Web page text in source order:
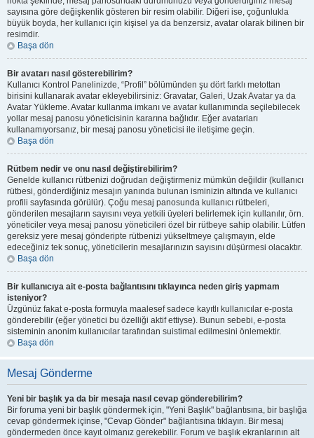
sayısına göre değişkenlik gösteren bir resim olabilir. Diğeri ise, çoğunlukla
büyük boyda, her kullanıcı için kişisel ya da benzersiz, avatar olarak bilinen bir
resimdir.
Başa dön
Bir avatarı nasıl gösterebilirim?
Kullanıcı Kontrol Panelinizde, “Profil” bölümünden şu dört farklı metottan
birisini kullanarak avatar ekleyebilirsiniz: Gravatar, Galeri, Uzak Avatar ya da
Avatar Yükleme. Avatar kullanma imkanı ve avatar kullanımında seçilebilecek
yollar mesaj panosu yöneticisinin kararına bağlıdır. Eğer avatarları
kullanamıyorsanız, bir mesaj panosu yöneticisi ile iletişime geçin.
Başa dön
Rütbem nedir ve onu nasıl değiştirebilirim?
Genelde kullanıcı rütbenizi doğrudan değiştirmeniz mümkün değildir (kullanıcı
rütbesi, gönderdiğiniz mesajın yanında bulunan isminizin altında ve kullanıcı
profili sayfasında görülür). Çoğu mesaj panosunda kullanıcı rütbeleri,
gönderilen mesajların sayısını veya yetkili üyeleri belirlemek için kullanılır, örn.
yöneticiler veya mesaj panosu yöneticileri özel bir rütbeye sahip olabilir. Lütfen
gereksiz yere mesaj gönderipte rütbenizi yükseltmeye çalışmayın, elde
edeceğiniz tek sonuç, yöneticilerin mesajlarınızın sayısını düşürmesi olacaktır.
Başa dön
Bir kullanıcıya ait e-posta bağlantısını tıklayınca neden giriş yapmam
isteniyor?
Üzgünüz fakat e-posta formuyla maalesef sadece kayıtlı kullanıcılar e-posta
gönderebilir (eğer yönetici bu özelliği aktif ettiyse). Bunun sebebi, e-posta
sisteminin anonim kullanıcılar tarafından suistimal edilmesini önlemektir.
Başa dön
Mesaj Gönderme
Yeni bir başlık ya da bir mesaja nasıl cevap gönderebilirim?
Bir foruma yeni bir başlık göndermek için, "Yeni Başlık" bağlantısına, bir başlığa
cevap göndermek içinse, "Cevap Gönder" bağlantısına tıklayın. Bir mesaj
göndermeden önce kayıt olmanız gerekebilir. Forum ve başlık ekranlarının alt